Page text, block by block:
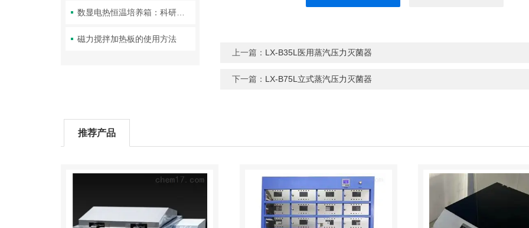
数显电热恒温培养箱：科研实验室里的精准温控中枢
磁力搅拌加热板的使用方法
上一篇： LX-B35L医用蒸汽压力灭菌器
下一篇： LX-B75L立式蒸汽压力灭菌器
推荐产品